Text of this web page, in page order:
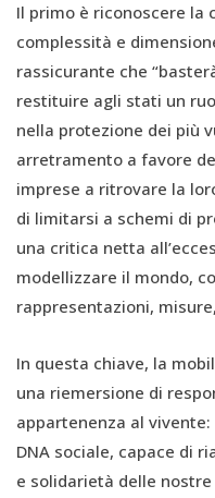
Il primo è riconoscere la
complessità e
rassicurante che
restituire agli stati un
nella protezione dei più
arretramento a favore
imprese a ritrovare la
di limitarsi a schemi di
una critica netta
modellizzare il mondo,
rappresentazioni,
In questa chiave, la
una riemersione di
appartenenza al
DNA sociale, capace di
e solidarietà delle